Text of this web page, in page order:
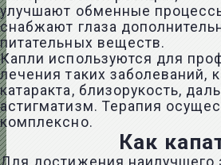
улучшают обменные
снабжают глаза
питательных веществ.
Капли используются для
лечения таких заболеваний,
катаракта, близорукость,
астигматизм. Терапия
комплексно.
Как
Для достижения наилучшего